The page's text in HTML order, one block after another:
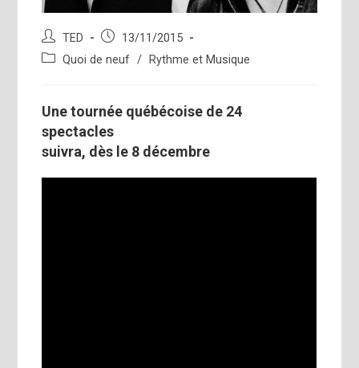
Auteur/autrice
de
TED
Publication
publiée :
13/11/2015
PostQuoi de neuf / Rythme et Musique
Une tournée québécoise de 24
spectacles
suivra, dès le 8 décembre